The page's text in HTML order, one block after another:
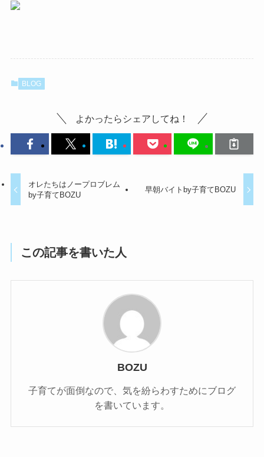
BLOG
よかったらシェアしてね！
オレたちはノープロブレム
by子育てBOZU
早朝バイトby子育てBOZU
この記事を書いた人
BOZU
子育てが面倒なので、気を紛らわすためにブログ
を書いています。